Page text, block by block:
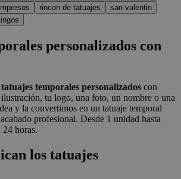
rincon de tatuajes
san valentin
personalizados con
tatuajes temporales personalizados con
tu logo, una foto, un nombre o una
y la convertimos en un tatuaje temporal
profesional. Desde 1 unidad hasta
horas.
los tatuajes